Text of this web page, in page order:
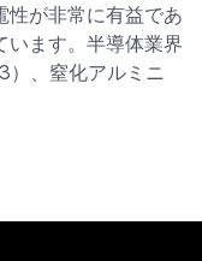
性が非常に有益であ
います。半導体業界
）、窒化アルミニ